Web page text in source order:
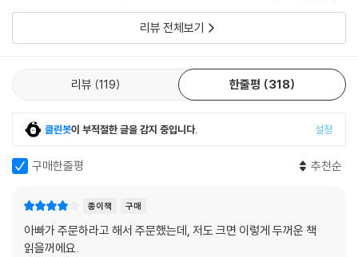
동시에 당신은 성공하기 위해 최대한 노력하는 시기이다. 세 번째 단계는
더 이상 큰 성공을 바라지 않는 단계이다. 나는 이미 이 단계를 뛰어넘었기
때문에 다른 사람들의 성공을 돕는 것이 나의 기쁨이다.”『원칙』을 읽은 언
돈을 버는 재주뿐 아니라 삶에 대한 분명한 안목이
있는 것으로 잘 알려진 몇 안 되는 철학적 투자자. - 월 스트리트 저널 레이
랍도록 유용하다. -뉴욕 타임스 2017년에 기업이나 커리어를 위한 'it' 책
위한 책이 아니다. 레이 달리오의 매우 구체적인 게임 플랜은 ‘극단적’ 투명
원, 투덜이 직원, 신참들의 경력에까지 모두 적용될 수 있다. ?시카고 트리
뷴 레이 달리오는 내게 현재 적용 가능한 귀중한 지침과 통찰력을 주었다.
?빌 게이츠 나는 이 책이 정말 마음에 든다. 이 책은 훌륭하게 쓰여졌고 지
은 곧 법칙이겠지만, 우리의 판단은리뷰 전체보기
리뷰 119 한줄평 318
클린봇이 부적절한 글을 감지 중입니다. 설정
구매한줄평 추천순
종이책 구매
아빠가 주문하라고 해서 주문했는데, 저도 크면 이렇게 두꺼운 책
읽을꺼에요.